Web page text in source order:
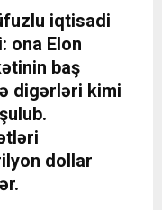
iqtisadi
ona Elon
baş
digərləri kimi
dollar